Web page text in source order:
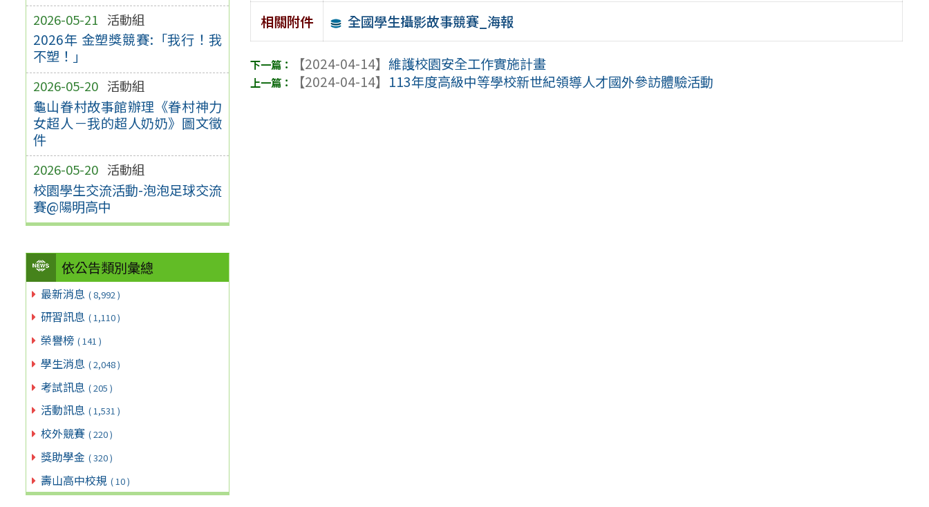
2026-05-21 活動組
2026年 金塑獎競賽:「我行！我
不塑！」
2026-05-20 活動組
龜山眷村故事館辦理《眷村神力
女超人－我的超人奶奶》圖文徵
件
2026-05-20 活動組
校園學生交流活動-泡泡足球交流
賽@陽明高中
依公告類別彙總
最新消息 ( 8,992 )
研習訊息 ( 1,110 )
榮譽榜 ( 141 )
學生消息 ( 2,048 )
考試訊息 ( 205 )
活動訊息 ( 1,531 )
校外競賽 ( 220 )
獎助學金 ( 320 )
壽山高中校規 ( 10 )
相關附件
全國學生攝影故事競賽_海報
【2024-04-14】 維護校園安全工作實施計畫
【2024-04-14】 113年度高級中等學校新世紀領導人才國外參訪體驗活動